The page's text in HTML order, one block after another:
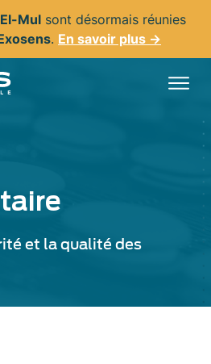
El-Mul sont désormais réunies
. En savoir plus →
et la qualité des